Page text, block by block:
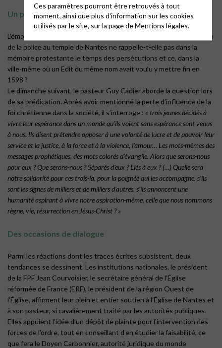
Un protestantisme interpellé et divisé
L’émotion, après un tel événement, est considérable. L’intervention
de la police au temple de Nantes ne rappelle-t-elle pas dans la
mémoire protestante le temps des persécutions et ce, dans la
ville-même où un Edit du même nom avait voulu y mettre fin en
1598 ?
Le dimanche suivant, le pasteur Guy Cadier aborde la question lors
de sa prédication. Après avoir mentionné la perte d’influence de la
foi chrétienne dans la société, il s’interroge : « trois jeunes décidés à
vivre leur espérance dans un monde qu’ils voient sans espérance sont venus
à nous. Ils disent prétendre opposer à une volonté de lucre et de pouvoir leur
service et la justice, à la force et à la violence, l’amour… Les mots-mêmes des
messages prophétiques, des mots colorés d’évangile. Alors que serons-nous
pour eux ? Que serons-nous ? Séparés d’eux ? Liés à eux ? (…) Quelle sera
notre solidarité pour ces trois-là, pour la poignée qui les accompagne, s’ils
sont les signes de milliers et de milliers d’autres, s’ils annoncent une
humanité aspirant à vivre notre aspiration-même, celle que nous nommons
règne, vie, résurrection en Jésus-Christ ? »
Des occasions de dialogue
Parmi les réactions dont les traces écrites subsistent, deux
tendances se dessinent. Les institutions nationales, le président
de la FPF Jean Courvoisier, le secrétaire général de l’Église
réformée de France (ERF), le président de la région Ouest de
l’Église, affirment leur plein et entier soutien à l’Église de Nantes et
à son pasteur, si cavalièrement traité par les autorités publiques.
Elles appuient l’idée d’un dépôt de plainte pour l’intervention des
forces de l’ordre, tout en conseillant d’en étudier la faisabilité, ce
que fera le Doyen Carbonnier, autorité juridique du monde
Ces paramètres pourront être retrouvés à tout
moment, ainsi que plus d'information sur les cookies
utilisés par le site, sur la page deMentions légales.